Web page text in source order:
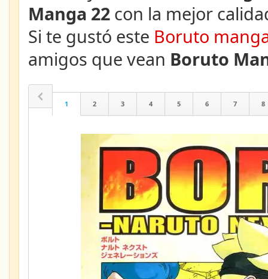
Manga 22 con la mejor
Si te gustó este Boruto
amigos que vean Boruto
1 2 3 4 5 6 7 8